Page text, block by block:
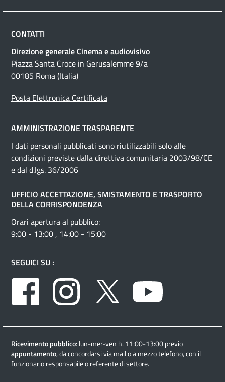
CONTATTI
Direzione generale Cinema e audiovisivo
Piazza Santa Croce in Gerusalemme 9/a
00185 Roma (Italia)
Posta Elettronica Certificata
AMMINISTRAZIONE TRASPARENTE
I dati personali pubblicati sono riutilizzabili solo alle
condizioni previste dalla direttiva comunitaria 2003/98/CE
e dal d.lgs. 36/2006
UFFICIO ACCETTAZIONE, SMISTAMENTO E TRASPORTO
DELLA CORRISPONDENZA
Orari apertura al pubblico:
9:00 - 13:00 , 14:00 - 15:00
SEGUICI SU :
Facebook
Instagram Twitter
Ricevimento pubblico: lun-mer-ven h. 11:00-13:00 previo
appuntamento, da concordarsi via mail o a mezzo telefono, con il
funzionario responsabile o referente di settore.